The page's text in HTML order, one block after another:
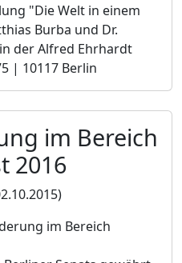
"Die Welt in einem
Burba und Dr.
der Alfred Ehrhardt
| 10117 Berlin
im Bereich
2016